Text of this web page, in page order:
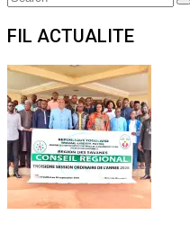
FIL ACTUALITE